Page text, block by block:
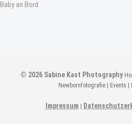
e
Beitrag
Baby an Bord
© 2026 Sabine Kast Photography
Newbornfotografie | Events
Impressum